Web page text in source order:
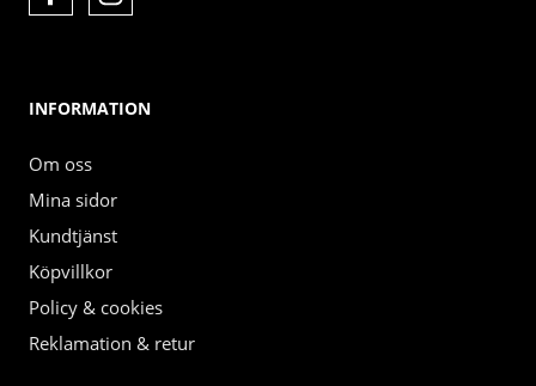
INFORMATION
Om oss
Mina sidor
Kundtjänst
Köpvillkor
Policy & cookies
Reklamation & retur